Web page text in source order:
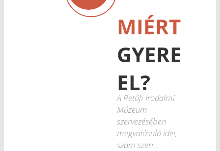
MIÉRT
GYERE
EL?
A Petőfi Irodalmi
Múzeum
szervezésében
megvalósuló idei,
szám szeri...